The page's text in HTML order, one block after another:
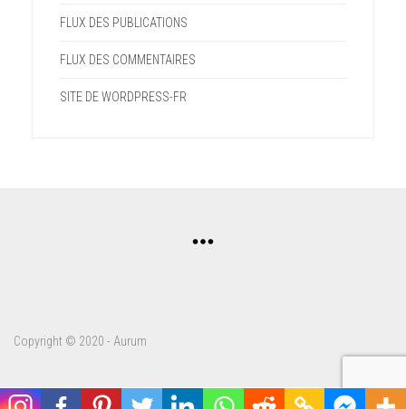
FLUX DES PUBLICATIONS
FLUX DES COMMENTAIRES
SITE DE WORDPRESS-FR
Copyright © 2020 - Aurum